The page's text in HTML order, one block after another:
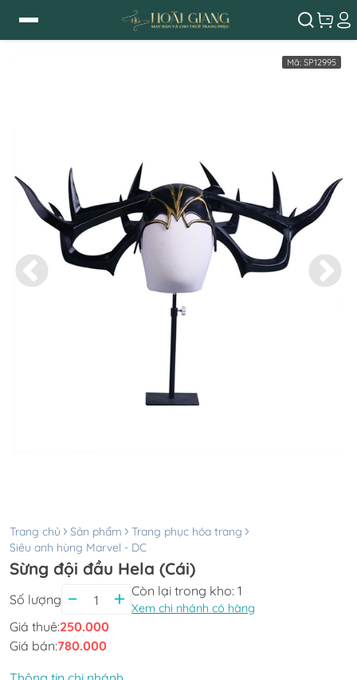
Mã: SP12995
Trang chủ Sản phẩm
Trang phục hóa trang
Siêu anh hùng Marvel - DC
Sừng đội đầu Hela (Cái)
Số lượng
Còn lại trong kho: 1
Xem chi nhánh có hàng
Giá thuê:250.000
Giá bán:780.000